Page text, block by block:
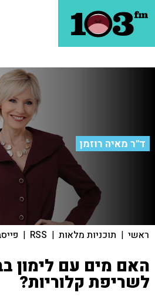
ד"ר מאיה רוזמן
ראשי | תוכניות מלאות |
RSS
|
האם מים עם לימון
לשריפת קלוריות?